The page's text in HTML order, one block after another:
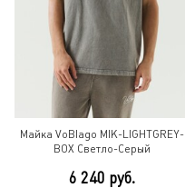
Майка VoBlago MIK-LIGHTGREY-
BOX Светло-Серый
6 240 руб.